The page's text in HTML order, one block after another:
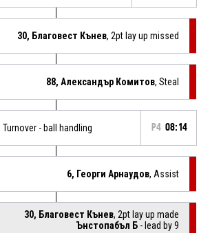
30, Благовест Кънев, 2pt lay up missed
88, Александър Комитов, Steal
Turnover - ball handling P4 08:14
6, Георги Арнаудов, Assist
30, Благовест Кънев, 2pt lay up made
Ънстопабъл Б - lead by 9